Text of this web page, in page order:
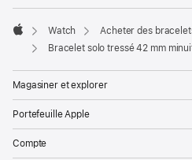
Apple
Watch
Acheter des
Bracelet solo tressé 42 mm
Magasiner et explorer
Portefeuille Apple
Compte